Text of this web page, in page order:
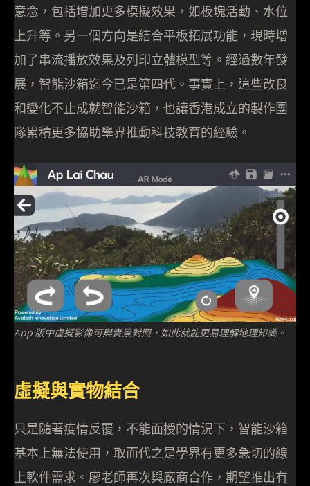
意念，包括增加更多模擬效果，如板塊活動、水位
上升等。另一個方向是結合平板拓展功能，現時增
加了串流播放效果及列印立體模型等。經過數年發
展，智能沙箱迄今已是第四代。事實上，這些改良
和變化不止成就智能沙箱，也讓香港成立的製作團
隊累積更多協助學界推動科技教育的經驗。
App 版中虛擬影像可與實景對照，如此就能更易理解地理知識。
虛擬與實物結合
只是隨著疫情反覆，不能面授的情況下，智能沙箱
基本上無法使用，取而代之是學界有更多急切的線
上軟件需求。廖老師再次與廠商合作，期望推出有